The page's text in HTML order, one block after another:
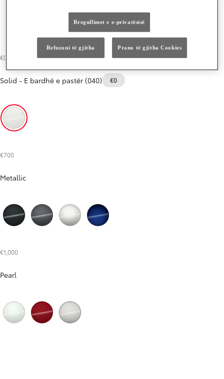
€0
Solid - E bardhë e pastër (040) €0
E bardhë e pastër (040)
€700
Metallic
€1,000
Pearl
Rregullimet e e-privatësisë
Refuzoni të gjitha Prano të gjitha Cookies